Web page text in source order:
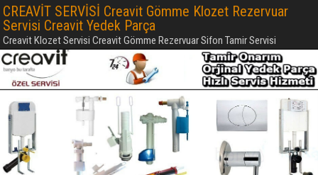
CREAVİT SERVİSİ Creavit Gömme Klozet Rezervuar
Servisi Creavit Yedek Parça
Creavit Klozet Servisi Creavit Gömme Rezervuar Sifon Tamir Servisi